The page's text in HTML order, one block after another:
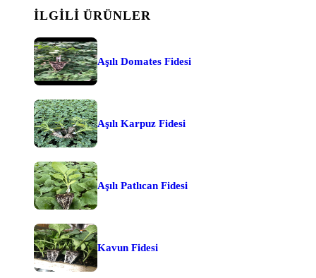
İLGILI ÜRÜNLER
Aşılı Domates Fidesi
Aşılı Karpuz Fidesi
Aşılı Patlıcan Fidesi
Kavun Fidesi